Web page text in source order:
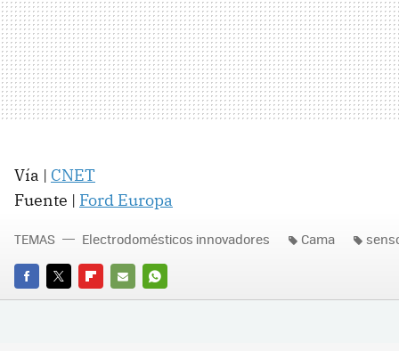
Vía | CNET
Fuente | Ford Europa
FACEBOOK
TWITTERFLIPBOARD
E-
WHATSAPP
TEMAS Electrodomésticos innovadores Cama